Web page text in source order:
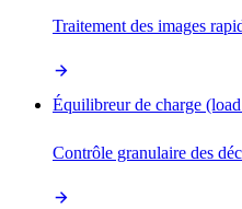
Traitement des images
Équilibreur de charge
Contrôle granulaire des